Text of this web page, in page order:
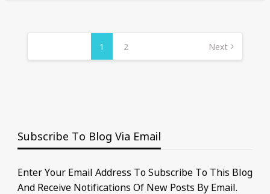
Posts
1 2 Next
Subscribe To Blog Via Email
Enter Your Email Address To Subscribe To This Blog
And Receive Notifications Of New Posts By Email.